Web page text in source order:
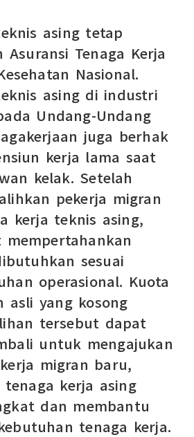
asing tetap
Tenaga Kerja
Nasional.
asing di industri
Undang-Undang
juga berhak
kerja lama saat
kelak. Setelah
pekerja migran
kerja teknis asing,
sesuai
operasional. Kuota
asli yang kosong
tersebut dapat
untuk mengajukan
migran baru,
kerja asing
dan membantu
tenaga kerja.